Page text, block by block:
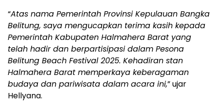
“Atas nama Pemerintah Provinsi Kepulauan Bangka
Belitung, saya mengucapkan terima kasih kepada
Pemerintah Kabupaten Halmahera Barat yang
telah hadir dan berpartisipasi dalam Pesona
Belitung Beach Festival 2025. Kehadiran stan
Halmahera Barat memperkaya keberagaman
budaya dan pariwisata dalam acara ini,” ujar
Hellyana.